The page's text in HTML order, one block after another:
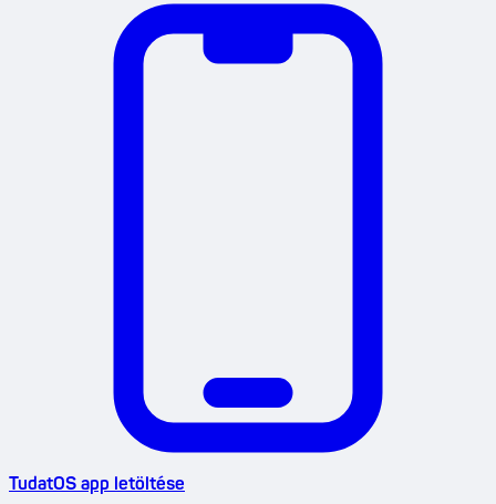
TudatOS app letöltése